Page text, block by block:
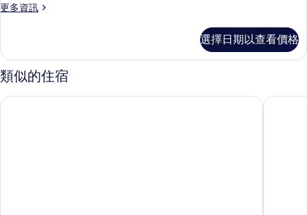
煙
的
所
有
相
更多資訊
更
房,
非
吸
房
選擇日期以查看價格
類似的住宿
那霸維多利亞飯店 微笑飯